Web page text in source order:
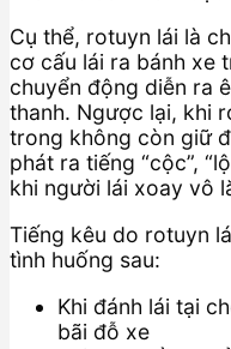
Cụ thể, rotuyn lái là
cơ cấu lái ra bánh xe
chuyển động diễn ra
thanh. Ngược lại, khi
trong không còn giữ
phát ra tiếng “cộc”,
khi người lái xoay vô
Tiếng kêu do rotuyn
tình huống sau:
Khi đánh lái tại
bãi đỗ xe